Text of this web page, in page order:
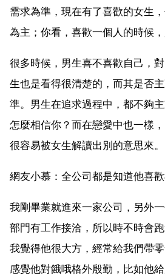
需求為準，現在有了喜歡的女生
為主；你看，喜歡一個人的時候，
很多時候，男生喜不喜歡自己，
生也是看得很清楚的，而其是否
準。男生在追求過程中，都不夠
怎麼相信你？而在戀愛中也一樣
很容易被女生解讀出別的意思來。
網友小慕：全公司都是知道他喜
我剛畢業就進來一家公司，另外
部門有工作接洽，所以時不時會
我覺得他很大方，經常給我們帶
感覺他對餓哦格外殷勤，比如他